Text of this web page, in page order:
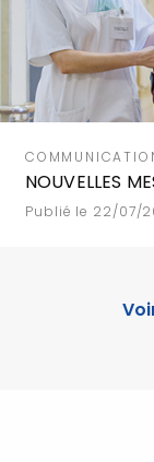
NOUVELLES
Publié le 22/07/